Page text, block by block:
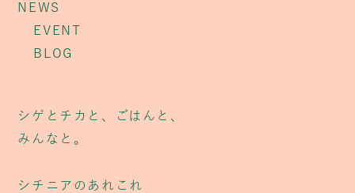
NEWS
EVENT
BLOG
シゲとチカと、ごはんと、
みんなと。
シチニアのあれこれ